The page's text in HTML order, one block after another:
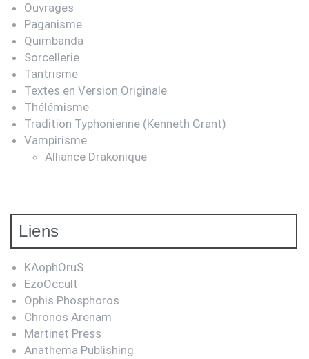
Ouvrages
Paganisme
Quimbanda
Sorcellerie
Tantrisme
Textes en Version Originale
Thélémisme
Tradition Typhonienne (Kenneth Grant)
Vampirisme
Alliance Drakonique
Liens
KAophOruS
EzoOccult
Ophis Phosphoros
Chronos Arenam
Martinet Press
Anathema Publishing